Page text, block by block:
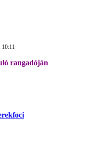
10:11
rangadóján